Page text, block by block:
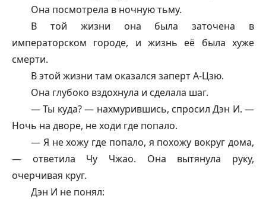
Она посмотрела в ночную тьму.
В той жизни она была заточена в
императорском городе, и жизнь её была хуже
смерти.
В этой жизни там оказался заперт А-Цзю.
Она глубоко вздохнула и сделала шаг.
— Ты куда? — нахмурившись, спросил Дэн И. —
Ночь на дворе, не ходи где попало.
— Я не хожу где попало, я похожу вокруг дома,
— ответила Чу Чжао. Она вытянула руку,
очерчивая круг.
Дэн И не понял: